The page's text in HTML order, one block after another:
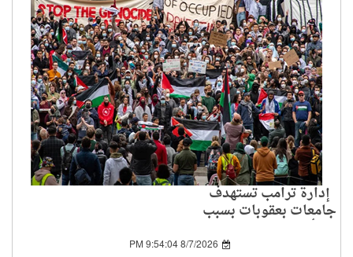
إدارة ترامب تستهدف
جامعات بعقوبات بسبب
تأييد الفلسطينيين
8/7/2026 9:54:04 PM